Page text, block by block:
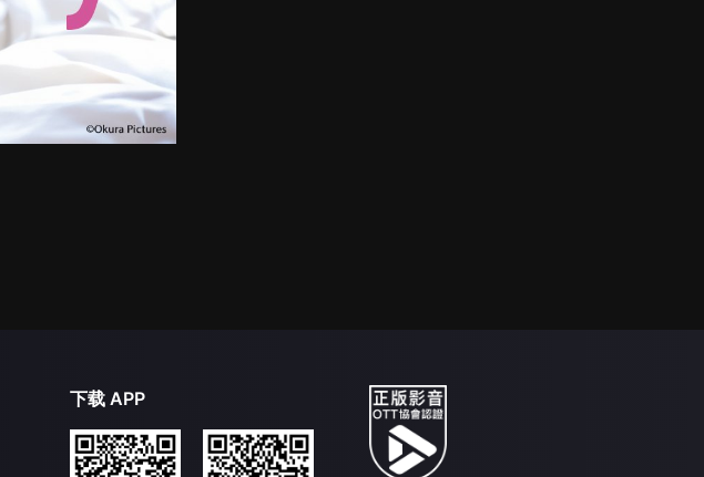
下载 APP